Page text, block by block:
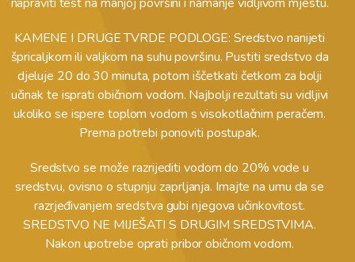
KAMENE I DRUGE TVRDE PODLOGE: Sredstvo nanijeti
špricaljkom ili valjkom na suhu površinu. Pustiti sredstvo da
djeluje 20 do 30 minuta, potom iščetkati četkom za bolji
učinak te isprati običnom vodom. Najbolji rezultati su vidljivi
ukoliko se ispere toplom vodom s visokotlačnim peračem.
Prema potrebi ponoviti postupak.
Sredstvo se može razrijediti vodom do 20% vode u
sredstvu, ovisno o stupnju zaprljanja. Imajte na umu da se
razrjeđivanjem sredstva gubi njegova učinkovitost.
SREDSTVO NE MIJEŠATI S DRUGIM SREDSTVIMA.
Nakon upotrebe oprati pribor običnom vodom.